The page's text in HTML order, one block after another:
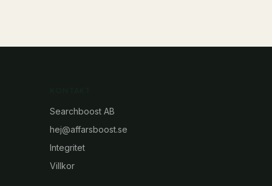
Searchboost AB
hej@affarsboost.se
Integritet
Villkor